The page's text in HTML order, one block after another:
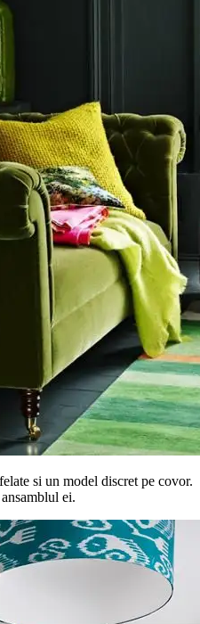
si un model discret pe covor.
ei.